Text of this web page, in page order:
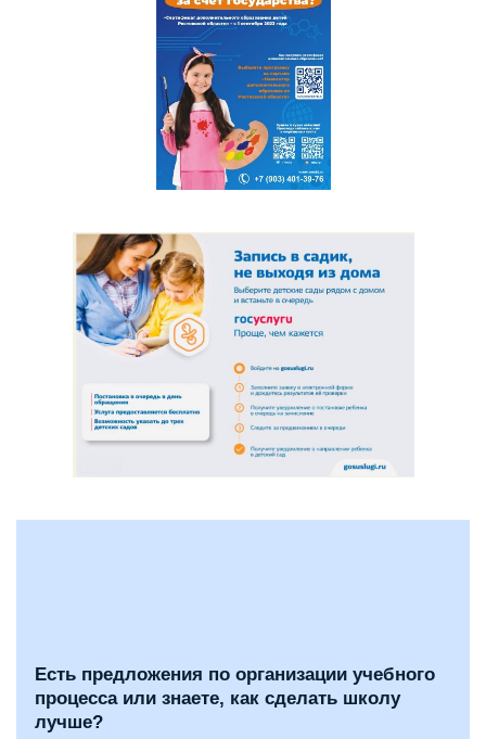
Есть предложения по организации учебного
процесса или знаете, как сделать школу
лучше?